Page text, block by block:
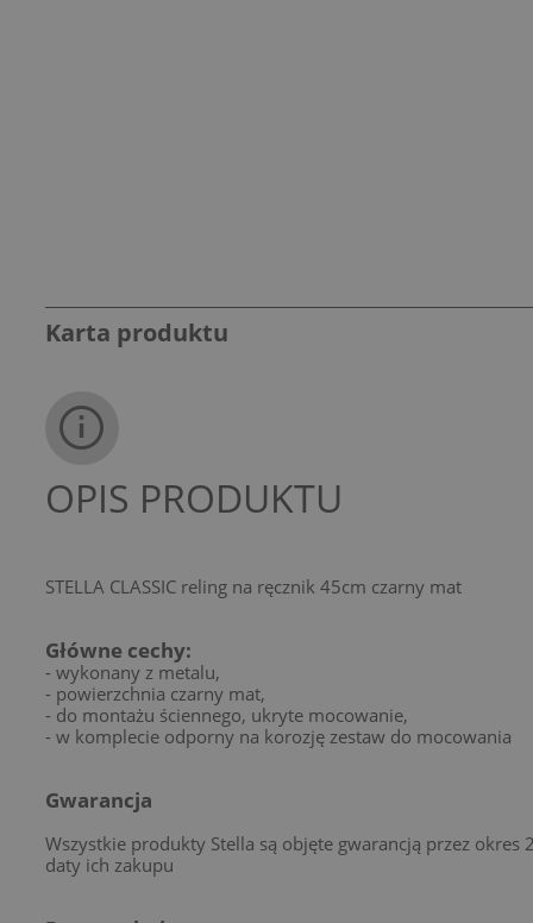
Karta produktu
OPIS PRODUKTU
STELLA CLASSIC reling na ręcznik 45cm czarny mat
Główne cechy:
- wykonany z metalu,
- powierzchnia czarny mat,
- do montażu ściennego, ukryte mocowanie,
- w komplecie odporny na korozję zestaw do mocowania
Gwarancja
Wszystkie produkty Stella są objęte gwarancją przez okres
daty ich zakupu